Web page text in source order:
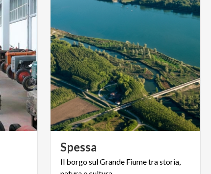
Spessa
Il borgosulGrande Fiumetrastoria,